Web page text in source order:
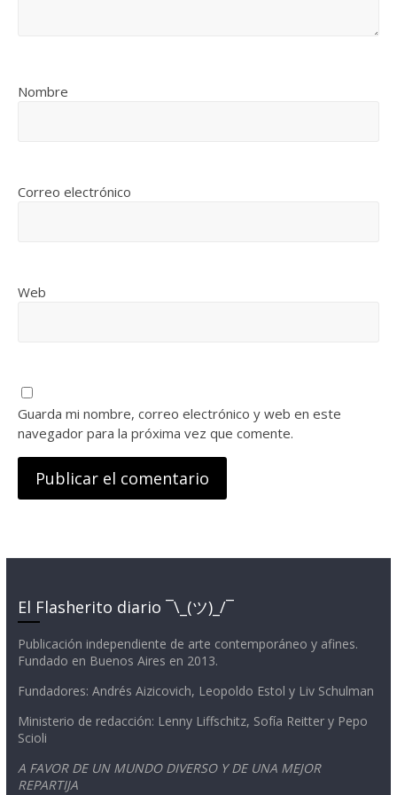
Nombre
Correo electrónico
Web
Guarda mi nombre, correo electrónico y web en este
navegador para la próxima vez que comente.
El Flasherito diario ¯\_(ツ)_/¯
Publicación independiente de arte contemporáneo y afines.
Fundado en Buenos Aires en 2013.
Fundadores: Andrés Aizicovich, Leopoldo Estol y Liv Schulman
Ministerio de redacción: Lenny Liffschitz, Sofía Reitter y Pepo
Scioli
A FAVOR DE UN MUNDO DIVERSO Y DE UNA MEJOR
REPARTIJA